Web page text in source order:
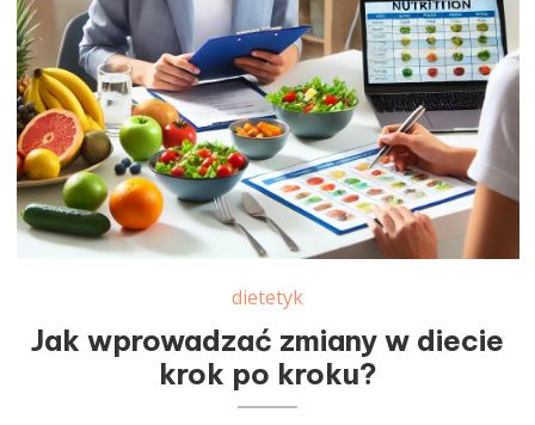
dietetyk
Jak wprowadzać zmiany w diecie
krok po kroku?